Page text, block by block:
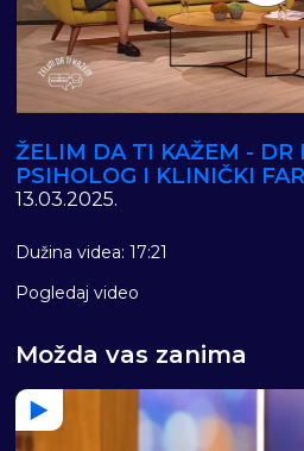
ŽELIM DA TI KAŽEM - DR
PSIHOLOG I KLINIČKI
13.03.2025.
Dužina videa: 17:21
Pogledaj video
Možda vas zanima